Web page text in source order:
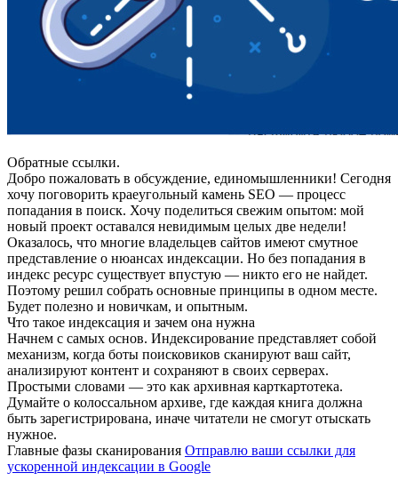
Обратные ссылки.
Добро пожаловать в обсуждение, единомышленники! Сегодня
хочу поговорить краеугольный камень SEO — процесс
попадания в поиск. Хочу поделиться свежим опытом: мой
новый проект оставался невидимым целых две недели!
Оказалось, что многие владельцев сайтов имеют смутное
представление о нюансах индексации. Но без попадания в
индекс ресурс существует впустую — никто его не найдет.
Поэтому решил собрать основные принципы в одном месте.
Будет полезно и новичкам, и опытным.
Что такое индексация и зачем она нужна
Начнем с самых основ. Индексирование представляет собой
механизм, когда боты поисковиков сканируют ваш сайт,
анализируют контент и сохраняют в своих серверах.
Простыми словами — это как архивная карткартотека.
Думайте о колоссальном архиве, где каждая книга должна
быть зарегистрирована, иначе читатели не смогут отыскать
нужное.
Главные фазы сканирования Отправлю ваши ссылки для
ускоренной индексации в Google